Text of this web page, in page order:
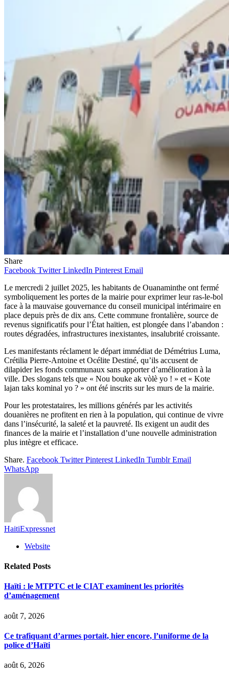
Share
Facebook Twitter LinkedIn Pinterest Email
Le mercredi 2 juillet 2025, les habitants de Ouanaminthe ont fermé
symboliquement les portes de la mairie pour exprimer leur ras-le-bol
face à la mauvaise gouvernance du conseil municipal intérimaire en
place depuis près de dix ans. Cette commune frontalière, source de
revenus significatifs pour l’État haïtien, est plongée dans l’abandon :
routes dégradées, infrastructures inexistantes, insalubrité croissante.
Les manifestants réclament le départ immédiat de Démétrius Luma,
Crétilia Pierre-Antoine et Océlite Destiné, qu’ils accusent de
dilapider les fonds communaux sans apporter d’amélioration à la
ville. Des slogans tels que « Nou bouke ak vòlè yo ! » et « Kote
lajan taks kominal yo ? » ont été inscrits sur les murs de la mairie.
Pour les protestataires, les millions générés par les activités
douanières ne profitent en rien à la population, qui continue de vivre
dans l’insécurité, la saleté et la pauvreté. Ils exigent un audit des
finances de la mairie et l’installation d’une nouvelle administration
plus intègre et efficace.
Share. Facebook Twitter Pinterest LinkedIn Tumblr Email
WhatsApp
HaitiExpressnet
Website
Related Posts
Haïti : le MTPTC et le CIAT examinent les priorités
d’aménagement
août 7, 2026
Ce trafiquant d’armes portait, hier encore, l’uniforme de la
police d’Haïti
août 6, 2026